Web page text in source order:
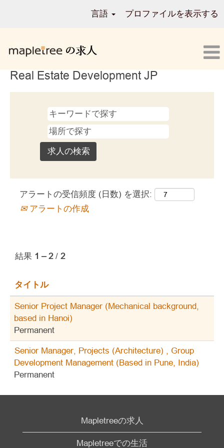
言語 プロファイルを表示する
Real Estate Development JP
アラートの受信頻度 (日数) を選択:
アラートの作成
結果 1 – 2/ 2
タイトル
Senior Project Manager (Mechanical background,
based in Hanoi)
Permanent
Senior Manager, Projects (Architecture) , Group
Development Management (Based in Pune, India)
Permanent
Mapletreeの求人
Mapletreeでの生活